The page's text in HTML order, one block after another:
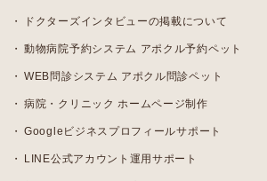
ドクターズインタビューの掲載について
動物病院予約システム アポクル予約ペット
WEB問診システム アポクル問診ペット
病院・クリニック ホームページ制作
Googleビジネスプロフィールサポート
LINE公式アカウント運用サポート